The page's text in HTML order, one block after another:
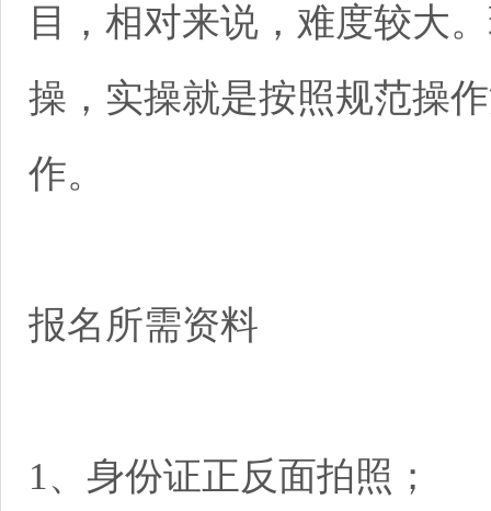
目，相对来说，难度较大
操，实操就是按照规范操
作。
报名所需资料
1、身份证正反面拍照；